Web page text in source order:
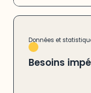
Données et
Besoins